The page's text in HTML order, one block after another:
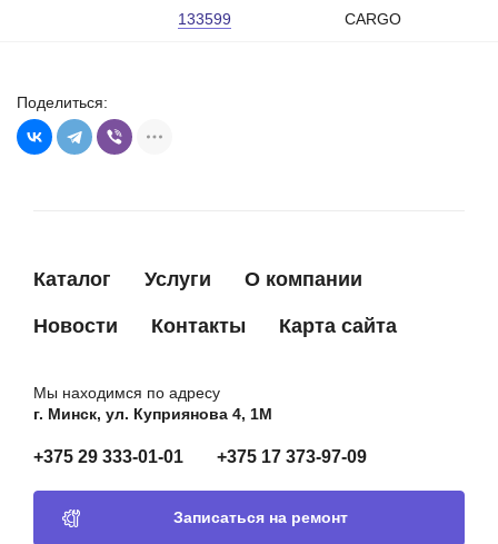
133599 CARGO
Поделиться:
Каталог Услуги О компании
Новости Контакты Карта сайта
Мы находимся по адресу
г. Минск, ул. Куприянова 4, 1М
+375 29 333-01-01 +375 17 373-97-09
Записаться на ремонт